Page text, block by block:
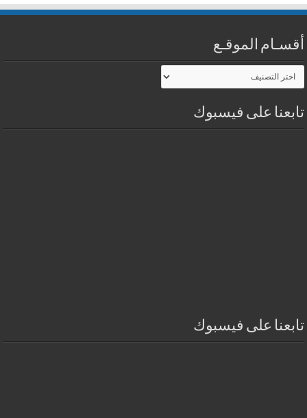
أقسـام الموقـع
أقسـام
الموقـع
تابعنا على فيسبوك
تابعنا على فيسبوك